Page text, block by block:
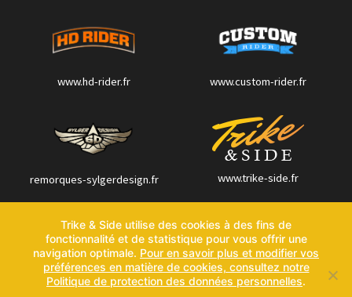
www.hd-rider.fr www.custom-rider.fr
remorques-sylgerdesign.fr www.trike-side.fr
Contactez-nous
Politique de confidentialité
Mentions légales
Trike & Side utilise des cookies à des fins de
fonctionnalité et de statistique pour vous offrir une
navigation optimale. Pour en savoir plus et modifier vos
préférences en matière de cookies, consultez notre
Politique de protection des données personnelles.